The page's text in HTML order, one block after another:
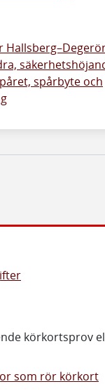
spårbyte och
körkortsprov
som rör körkort